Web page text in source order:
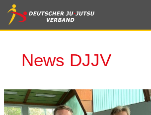
News DJJV